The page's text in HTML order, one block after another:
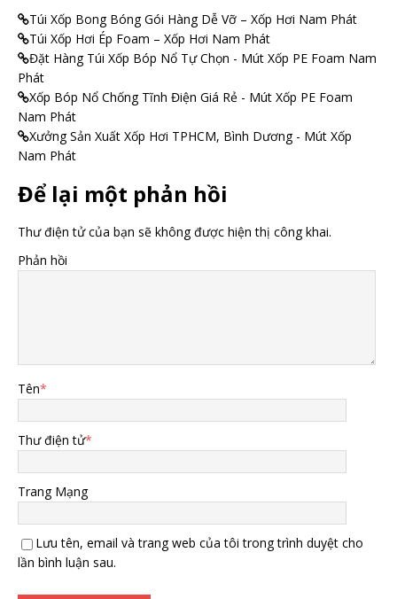
Túi Xốp Bong Bóng Gói Hàng Dễ Vỡ – Xốp Hơi Nam Phát
Túi Xốp Hơi Ép Foam – Xốp Hơi Nam Phát
Đặt Hàng Túi Xốp Bóp Nổ Tự Chọn - Mút Xốp PE Foam Nam
Phát
Xốp Bóp Nổ Chống Tĩnh Điện Giá Rẻ - Mút Xốp PE Foam
Nam Phát
Xưởng Sản Xuất Xốp Hơi TPHCM, Bình Dương - Mút Xốp
Nam Phát
Để lại một phản hồi
Thư điện tử của bạn sẽ không được hiện thị công khai.
Phản hồi
Tên*
Thư điện tử*
Trang Mạng
Lưu tên, email và trang web của tôi trong trình duyệt cho
lần bình luận sau.